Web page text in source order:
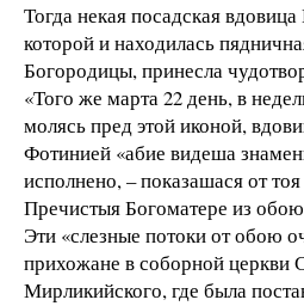
Тогда некая посадская
которой и находилась
Богородицы, принесла
«Того же марта 22 день, в
молясь пред этой иконой,
Фотинией «абие видеша
исполнено, – показашася от
Пречистыя Богоматере из
Эти «слезные потоки от обою
прихожане в соборной церкви
Мирликийского, где была